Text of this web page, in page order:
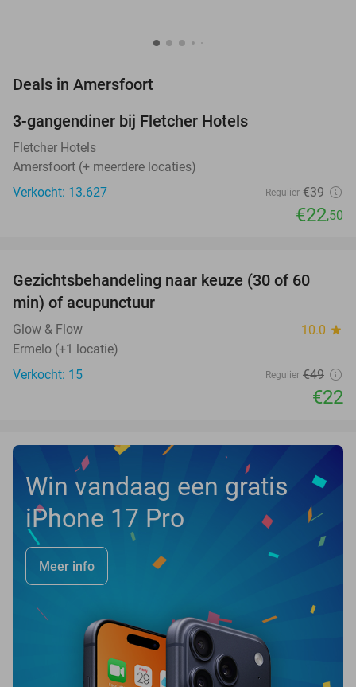
Deals in Amersfoort
3-gangendiner bij Fletcher Hotels
Fletcher Hotels
Amersfoort (+ meerdere locaties)
Verkocht: 13.627
Regulier €39
€22,50
55%
TODAY
Gezichtsbehandeling naar keuze (30 of 60
min) of acupunctuur
Glow & Flow 10.0 star
Ermelo (+1 locatie)
Verkocht: 15
Regulier €49
€22
Win vandaag een gratis
iPhone 17 Pro
Meer info